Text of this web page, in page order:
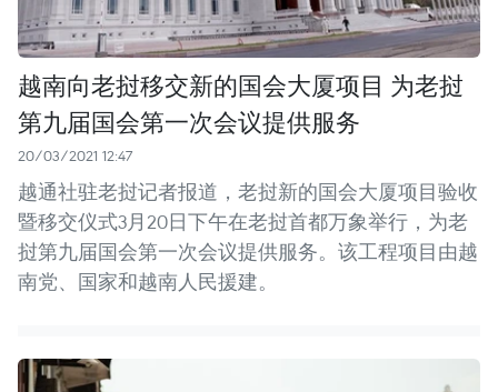
越南向老挝移交新的国会大厦项目 为老挝
第九届国会第一次会议提供服务
20/03/2021 12:47
越通社驻老挝记者报道，老挝新的国会大厦项目验收
暨移交仪式3月20日下午在老挝首都万象举行，为老
挝第九届国会第一次会议提供服务。该工程项目由越
南党、国家和越南人民援建。